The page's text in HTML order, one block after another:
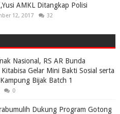
AMKL Ditangkap Polisi
12, 2017 32
Nasional, RS AR Bunda
Gelar Mini Bakti Sosial serta
Bijak Batch 1
0
Dukung Program Gotong